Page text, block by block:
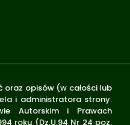
oraz opisów (w całości lub
i administratora strony.
Autorskim i Prawach
roku (Dz.U.94 Nr 24 poz.